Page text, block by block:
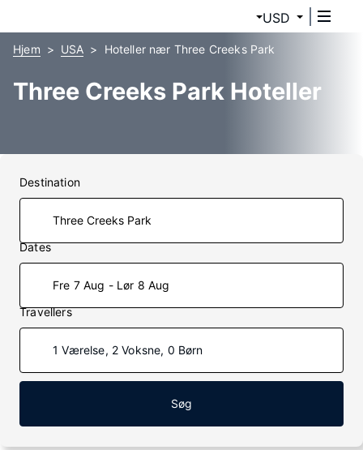
USD
Hjem USA Hoteller nær Three Creeks Park
Three Creeks Park Hoteller
Destination
Dates
Fre 7 Aug - Lør 8 Aug
Travellers
1 Værelse, 2 Voksne, 0 Børn
Søg